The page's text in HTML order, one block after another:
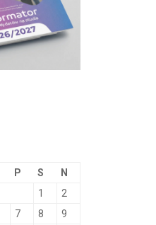
P S N
1
2
7 8
9